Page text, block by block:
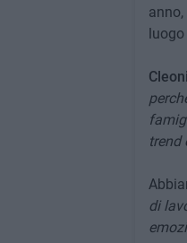
trend
di